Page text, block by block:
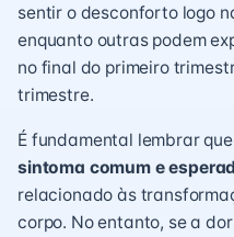
sentir o desconforto logo
enquanto outras podem
no final do primeiro
trimestre.
É fundamental lembrar que
sintoma comum e
relacionado às
corpo. No entanto, se a